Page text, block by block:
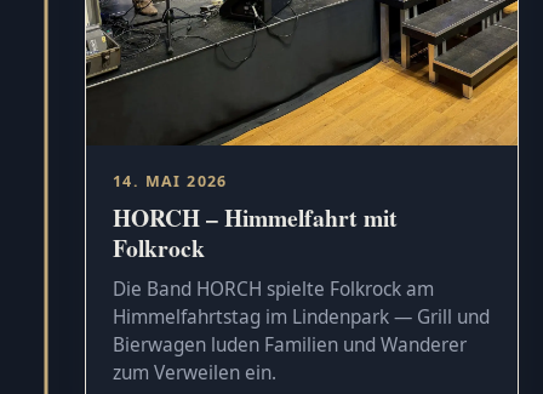
14. MAI 2026
HORCH – Himmelfahrt mit
Folkrock
Die Band HORCH spielte Folkrock am
Himmelfahrtstag im Lindenpark — Grill und
Bierwagen luden Familien und Wanderer
zum Verweilen ein.